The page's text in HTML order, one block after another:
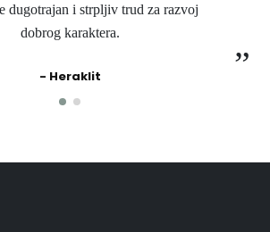
dugotrajan i strpljiv trud za razvoj
dobrog karaktera.
- Heraklit